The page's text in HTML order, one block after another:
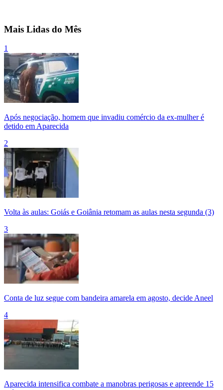
Mais Lidas do Mês
1
Após negociação, homem que invadiu comércio da ex-mulher é
detido em Aparecida
2
Volta às aulas: Goiás e Goiânia retomam as aulas nesta segunda (3)
3
Conta de luz segue com bandeira amarela em agosto, decide Aneel
4
Aparecida intensifica combate a manobras perigosas e apreende 15